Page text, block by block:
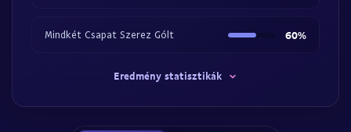
Mindkét Csapat Szerez Gólt 60%
Eredmény statisztikák